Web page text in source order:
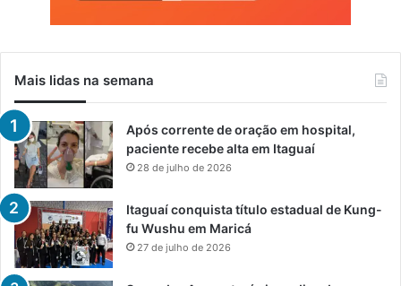
Mais lidas na semana
Após corrente de oração em hospital,
paciente recebe alta em Itaguaí
28 de julho de 2026
Itaguaí conquista título estadual de Kung-
fu Wushu em Maricá
27 de julho de 2026